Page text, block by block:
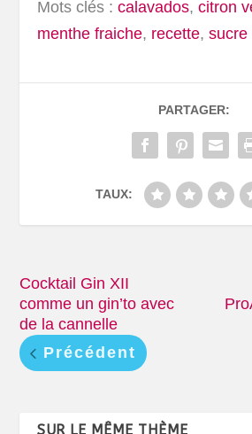
Mots clés : calavados,citron
menthe fraiche, recette,sucre
PARTAGER:
TAUX:
Cocktail Gin XII
comme un gin’to avec
de la cannelle
Précédent
SUR LE MÊME THÈME